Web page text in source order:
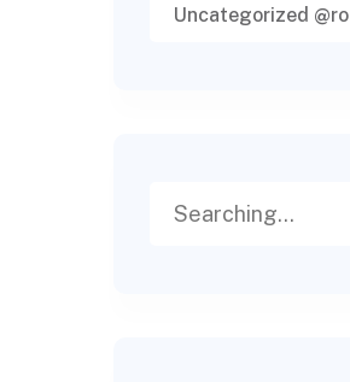
Uncategorized @ro